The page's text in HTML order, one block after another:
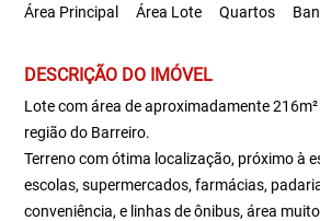
Área Principal
Área Lote
Quartos
DESCRIÇÃO DO IMÓVEL
Lote com área de aproximadamente
região do Barreiro.
Terreno com ótima localização, próximo à
escolas, supermercados, farmácias,
conveniência, e linhas de ônibus, área